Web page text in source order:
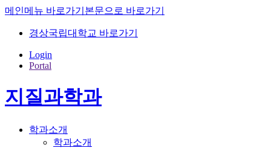
메인메뉴 바로가기 본문으로 바로가기
경상국립대학교 바로가기
Login
Portal
지질과학과
학과소개
학과소개